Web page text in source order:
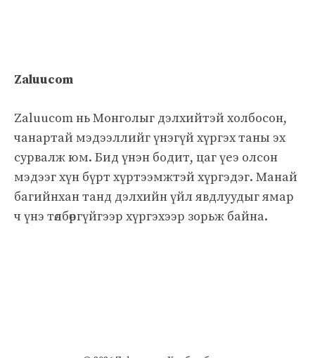
Zaluucom
Zaluucom нь Монголыг дэлхийтэй холбосон,
чанартай мэдээллийг үнэгүй хүргэх таны эх
сурвалж юм. Бид үнэн бодит, цаг үеэ олсон
мэдээг хүн бүрт хүртээмжтэй хүргэдэг. Манай
багийнхан танд дэлхийн үйл явдлуудыг ямар
ч үнэ төлбөргүйгээр хүргэхээр зорьж байна.